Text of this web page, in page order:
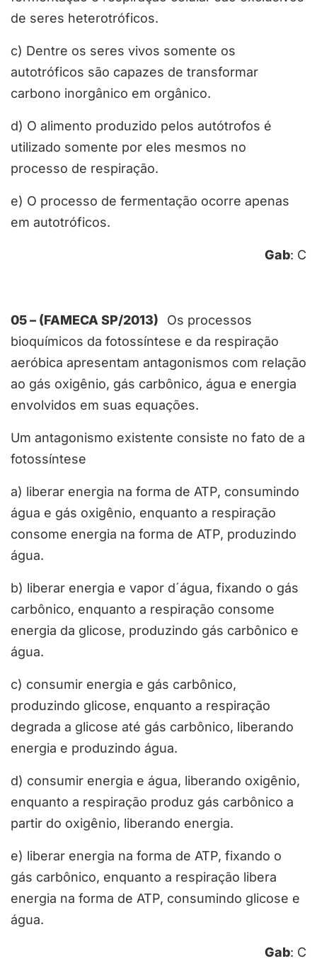
de seres heterotróficos.
c) Dentre os seres vivos somente os
autotróficos são capazes de transformar
carbono inorgânico em orgânico.
d) O alimento produzido pelos autótrofos é
utilizado somente por eles mesmos no
processo de respiração.
e) O processo de fermentação ocorre apenas
em autotróficos.
Gab: C
05 – (FAMECA SP/2013) Os processos
bioquímicos da fotossíntese e da respiração
aeróbica apresentam antagonismos com relação
ao gás oxigênio, gás carbônico, água e energia
envolvidos em suas equações.
Um antagonismo existente consiste no fato de a
fotossíntese
a) liberar energia na forma de ATP, consumindo
água e gás oxigênio, enquanto a respiração
consome energia na forma de ATP, produzindo
água.
b) liberar energia e vapor d´água, fixando o gás
carbônico, enquanto a respiração consome
energia da glicose, produzindo gás carbônico e
água.
c) consumir energia e gás carbônico,
produzindo glicose, enquanto a respiração
degrada a glicose até gás carbônico, liberando
energia e produzindo água.
d) consumir energia e água, liberando oxigênio,
enquanto a respiração produz gás carbônico a
partir do oxigênio, liberando energia.
e) liberar energia na forma de ATP, fixando o
gás carbônico, enquanto a respiração libera
energia na forma de ATP, consumindo glicose e
água.
Gab: C